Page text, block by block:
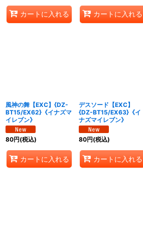
カートに入れる カートに入れる
風神の舞【EXC】{DZ-
BT15/EX62}《イナズマ
イレブン》
80円(税込)
カートに入れる
デスソード【EXC】
{DZ-BT15/EX63}《イ
ナズマイレブン》
80円(税込)
カートに入れる